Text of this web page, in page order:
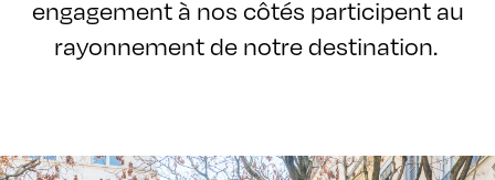
engagement à nos côtés participent au
rayonnement de notre destination.